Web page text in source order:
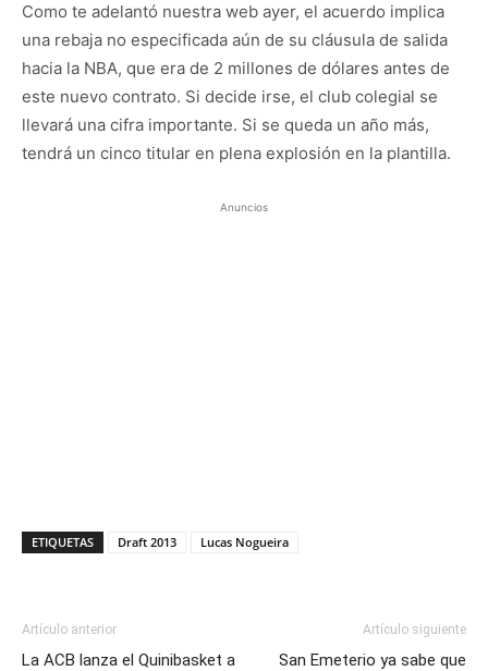
Como te adelantó nuestra web ayer, el acuerdo implica
una rebaja no especificada aún de su cláusula de salida
hacia la NBA, que era de 2 millones de dólares antes de
este nuevo contrato. Si decide irse, el club colegial se
llevará una cifra importante. Si se queda un año más,
tendrá un cinco titular en plena explosión en la plantilla.
Anuncios
ETIQUETAS Draft 2013 Lucas Nogueira
Artículo anterior
La ACB lanza el Quinibasket a
Artículo siguiente
San Emeterio ya sabe que